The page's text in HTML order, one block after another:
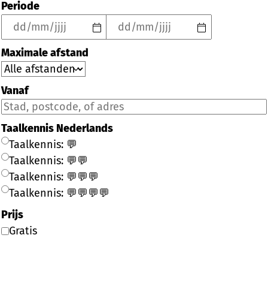
Periode
Maximale afstand
Vanaf
Taalkennis Nederlands
Taalkennis: 💬
Taalkennis: 💬💬
Taalkennis: 💬💬💬
Taalkennis: 💬💬💬💬
Prijs
Gratis